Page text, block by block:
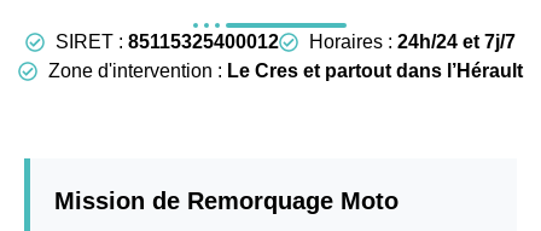
SIRET : 85115325400012 Horaires : 24h/24 et 7j/7
Zone d'intervention : Le Cres et partout dans l’Hérault
Mission de Remorquage Moto